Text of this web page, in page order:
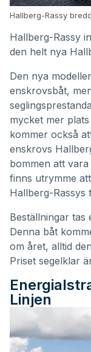
Hallberg-Rassy
Hallberg-Rassy
den helt nya
Den nya
enskrovsbåt,
mycket mer
kommer också
enskrovs
bommen att
finns utrymme
Hallberg-Rassys
Beställningar tas
Denna båt
om året, alltid
Priset segelklar
Linjen